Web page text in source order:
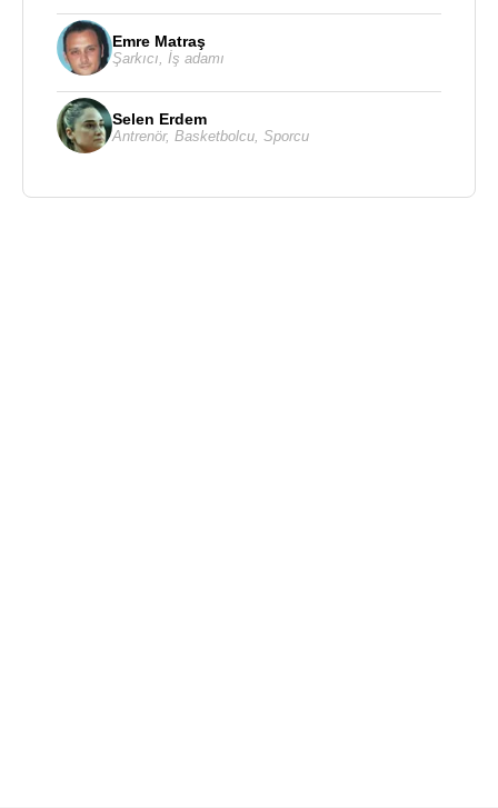
Emre Matraş
Şarkıcı, İş adamı
Selen Erdem
Antrenör, Basketbolcu, Sporcu